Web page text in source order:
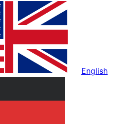
English